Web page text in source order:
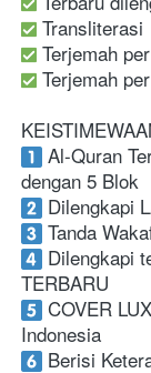
Transliterasi
Terjemah
Terjemah
Al-Quran
dengan 5 Blok
Dilengkapi
Tanda
Dilengkapi
TERBARU
COVER
Indonesia
Berisi